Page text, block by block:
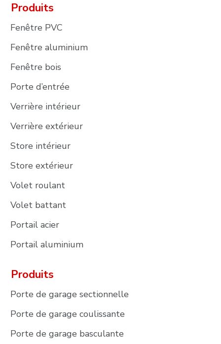
Produits
Fenêtre PVC
Fenêtre aluminium
Fenêtre bois
Porte d’entrée
Verrière intérieur
Verrière extérieur
Store intérieur
Store extérieur
Volet roulant
Volet battant
Portail acier
Portail aluminium
Produits
Porte de garage sectionnelle
Porte de garage coulissante
Porte de garage basculante